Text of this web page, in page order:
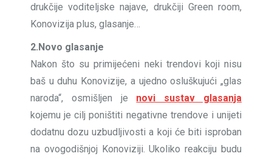
drukčije voditeljske najave, drukčiji Green room,
Konovizija plus, glasanje…
2.Novo glasanje
Nakon što su primijećeni neki trendovi koji nisu
baš u duhu Konovizije, a ujedno osluškujući „glas
naroda“, osmišljen je novi sustav glasanja
kojemu je cilj poništiti negativne trendove i unijeti
dodatnu dozu uzbudljivosti a koji će biti isproban
na ovogodišnjoj Konoviziji. Ukoliko reakciju budu